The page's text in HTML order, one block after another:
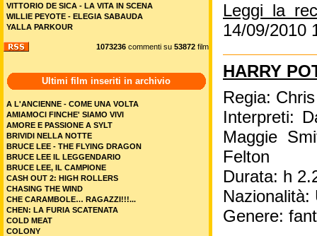
Leggi la
14/09/2010
HARRY
Regia:
Interpreti:
Maggie
Felton
Durata: h
Nazionalità:
Genere:
VITTORIO DE SICA - LA VITA IN SCENA
WILLIE PEYOTE - ELEGIA SABAUDA
YALLA PARKOUR
1073236 commenti su 53872 film
Ultimi film inseriti in archivio
A L'ANCIENNE - COME UNA VOLTA
AMIAMOCI FINCHE' SIAMO VIVI
AMORE E PASSIONE A SYLT
BRIVIDI NELLA NOTTE
BRUCE LEE - THE FLYING DRAGON
BRUCE LEE IL LEGGENDARIO
BRUCE LEE, IL CAMPIONE
CASH OUT 2: HIGH ROLLERS
CHASING THE WIND
CHE CARAMBOLE… RAGAZZI!!!...
CHEN: LA FURIA SCATENATA
COLD MEAT
COLONY